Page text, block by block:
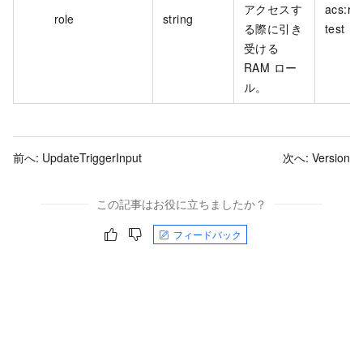
role string
アクセスす
る際に引き
受ける
RAM ロー
ル。
test
前へ: UpdateTriggerInput 次へ: Version
この記事はお役に立ちましたか？
フィードバック